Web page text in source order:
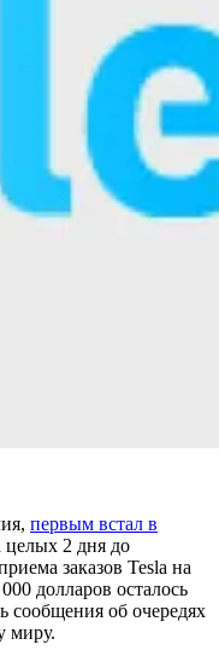
первым встал в
целых 2 дня до
заказов Tesla на
долларов осталось
сообщения об очередях
миру.